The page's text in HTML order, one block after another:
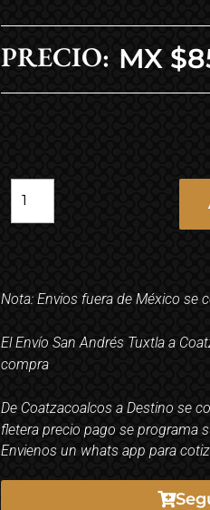
PRECIO: MX $
Nota: Envios fuera de México se
El Envío San Andrés Tuxtla a
compra
De Coatzacoalcos a Destino se
fletera precio pago se programa
Envienos un whats app para